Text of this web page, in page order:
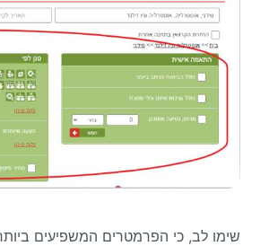
שימו לב, כי הפרמטרים המשפיעים